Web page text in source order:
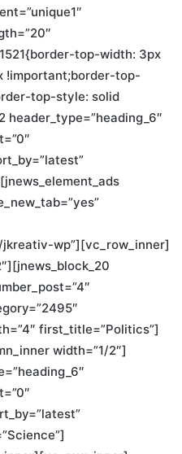
top-width: 3px
!important;border-top-
top-style: solid
header_type=”heading_6″
wp”][vc_row_inner]
first_title=”Politics”]
width=”1/2″]